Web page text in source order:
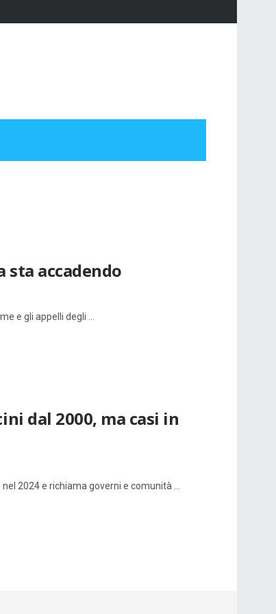
sta accadendo
e gli appelli degli ...
dal 2000, ma casi in
2024 e richiama governi e comunità ...